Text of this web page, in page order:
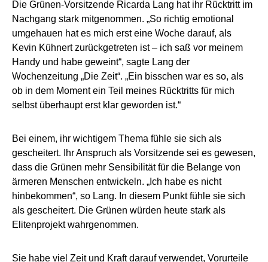
Die Grünen-Vorsitzende Ricarda Lang hat ihr Rücktritt im
Nachgang stark mitgenommen. „So richtig emotional
umgehauen hat es mich erst eine Woche darauf, als
Kevin Kühnert zurückgetreten ist – ich saß vor meinem
Handy und habe geweint“, sagte Lang der
Wochenzeitung „Die Zeit“. „Ein bisschen war es so, als
ob in dem Moment ein Teil meines Rücktritts für mich
selbst überhaupt erst klar geworden ist.“
Bei einem, ihr wichtigem Thema fühle sie sich als
gescheitert. Ihr Anspruch als Vorsitzende sei es gewesen,
dass die Grünen mehr Sensibilität für die Belange von
ärmeren Menschen entwickeln. „Ich habe es nicht
hinbekommen“, so Lang. In diesem Punkt fühle sie sich
als gescheitert. Die Grünen würden heute stark als
Elitenprojekt wahrgenommen.
Sie habe viel Zeit und Kraft darauf verwendet, Vorurteile